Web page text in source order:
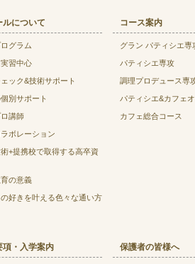
ルについて
グラム
習中心
ック&技術サポート
別サポート
講師
ボレーション
+提携校で取得する高卒資
の意義
好きを叶える⾊々な通い⽅
コース案内
グラン パティシエ専
パティシエ専攻
調理プロデュース専
パティシエ&カフェ
カフェ総合コース
項・入学案内 保護者の皆様へ